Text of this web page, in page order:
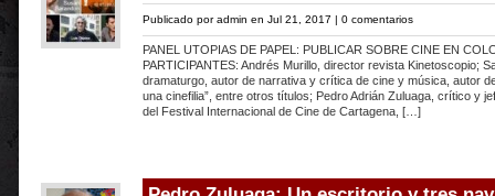
Publicado poradmin en Jul 21, 2017 | 0 comentarios
PANEL UTOPIAS DE PAPEL: PUBLICAR SOBRE CINE EN
PARTICIPANTES: Andrés Murillo, director revista Kinetoscopio;
dramaturgo, autor de narrativa y crítica de cine y música, autor
una cinefilia”, entre otros títulos; Pedro Adrián Zuluaga, crítico y
del Festival Internacional de Cine de Cartagena, […]